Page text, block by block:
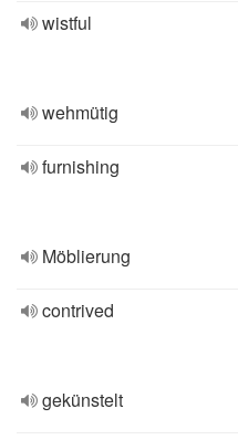
wistful
wehmütig
furnishing
Möblierung
contrived
gekünstelt